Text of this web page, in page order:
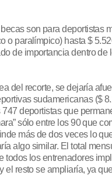
son para deportistas
o paralímpico) hasta $
de importancia dentro de
del recorte, se dejaría
sudamericanas ($
747 deportistas que
sólo entre los 90 que
más de dos veces lo
algo similar. El total
todos los entrenadores
el resto se ampliaría, ya